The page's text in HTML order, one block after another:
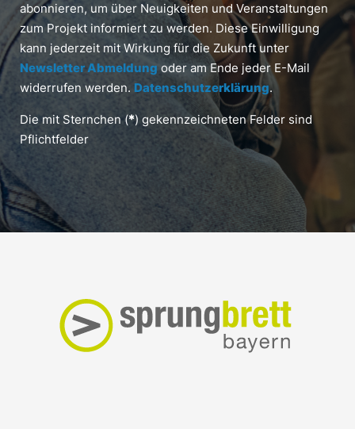
abonnieren, um über Neuigkeiten und Veranstaltungen
zum Projekt informiert zu werden. Diese Einwilligung
kann jederzeit mit Wirkung für die Zukunft unter
Newsletter Abmeldung oder am Ende jeder E-Mail
widerrufen werden. Datenschutzerklärung.
Die mit Sternchen (*) gekennzeichneten Felder sind
Pflichtfelder